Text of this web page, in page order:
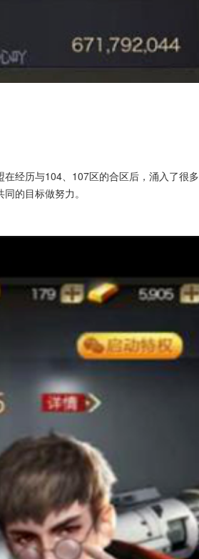
经历与104、107区的合区后，涌入了很多
的目标做努力。